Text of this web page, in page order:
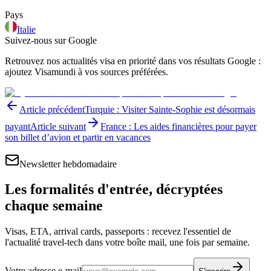
Pays
Italie
Suivez-nous sur Google
Retrouvez nos actualités visa en priorité dans vos résultats Google :
ajoutez Visamundi à vos sources préférées.
Article précédentTurquie : Visiter Sainte-Sophie est désormais
payantArticle suivant
France : Les aides financières pour payer
son billet d’avion et partir en vacances
Newsletter hebdomadaire
Les formalités d'entrée, décryptées
chaque semaine
Visas, ETA, arrival cards, passeports : recevez l'essentiel de
l'actualité travel-tech dans votre boîte mail, une fois par semaine.